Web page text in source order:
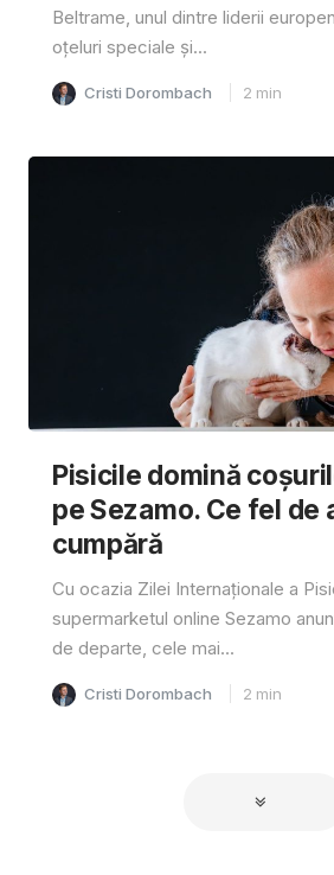
Beltrame, unul dintre liderii
oțeluri speciale și...
Cristi Dorombach 2 min
Pisicile domină
pe Sezamo. Ce fel de
cumpără
Cu ocazia Zilei Internaționale a
supermarketul online Sezamo
de departe, cele mai...
Cristi Dorombach 2 min